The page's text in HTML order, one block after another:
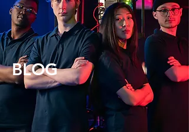
BLOG